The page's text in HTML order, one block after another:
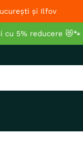
și Ilfov
5% reducere 😻🐾